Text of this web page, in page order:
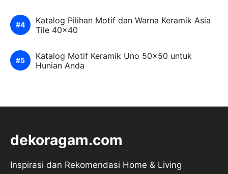
Katalog Pilihan Motif dan Warna Keramik Asia
Tile 40×40
Katalog Motif Keramik Uno 50×50 untuk
Hunian Anda
dekoragam.com
Inspirasi dan Rekomendasi Home & Living